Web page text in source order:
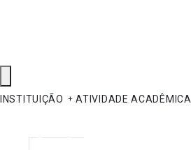
INSTITUIÇÃO ATIVIDADE ACADÊMICA